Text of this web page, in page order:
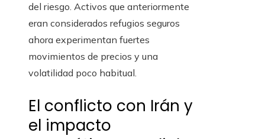
del riesgo. Activos que anteriormente
eran considerados refugios seguros
ahora experimentan fuertes
movimientos de precios y una
volatilidad poco habitual.
El conflicto con Irán y
el impacto